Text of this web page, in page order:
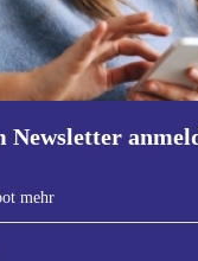
Newsletter
mehr
die Verwendung
.
Hol dir die